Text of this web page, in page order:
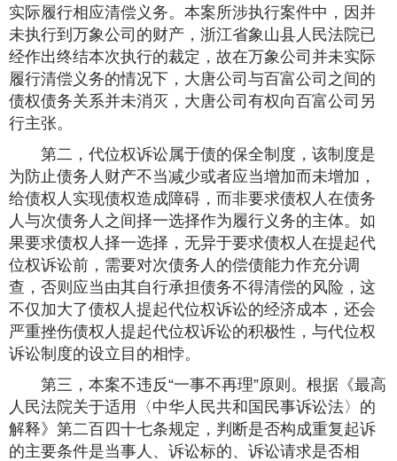
实际履行相应清偿义务。本案所涉执行案件中，因并
未执行到万象公司的财产，浙江省象山县人民法院已
经作出终结本次执行的裁定，故在万象公司并未实际
履行清偿义务的情况下，大唐公司与百富公司之间的
债权债务关系并未消灭，大唐公司有权向百富公司另
行主张。
第二，代位权诉讼属于债的保全制度，该制度是
为防止债务人财产不当减少或者应当增加而未增加，
给债权人实现债权造成障碍，而非要求债权人在债务
人与次债务人之间择一选择作为履行义务的主体。如
果要求债权人择一选择，无异于要求债权人在提起代
位权诉讼前，需要对次债务人的偿债能力作充分调
查，否则应当由其自行承担债务不得清偿的风险，这
不仅加大了债权人提起代位权诉讼的经济成本，还会
严重挫伤债权人提起代位权诉讼的积极性，与代位权
诉讼制度的设立目的相悖。
第三，本案不违反“一事不再理”原则。根据《最高
人民法院关于适用〈中华人民共和国民事诉讼法〉的
解释》第二百四十七条规定，判断是否构成重复起诉
的主要条件是当事人、诉讼标的、诉讼请求是否相